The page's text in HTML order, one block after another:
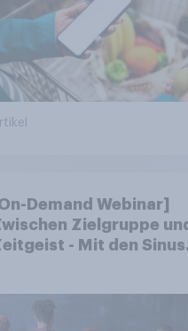
Demand Webinar]
Zielgruppe
- Mit den Sinus